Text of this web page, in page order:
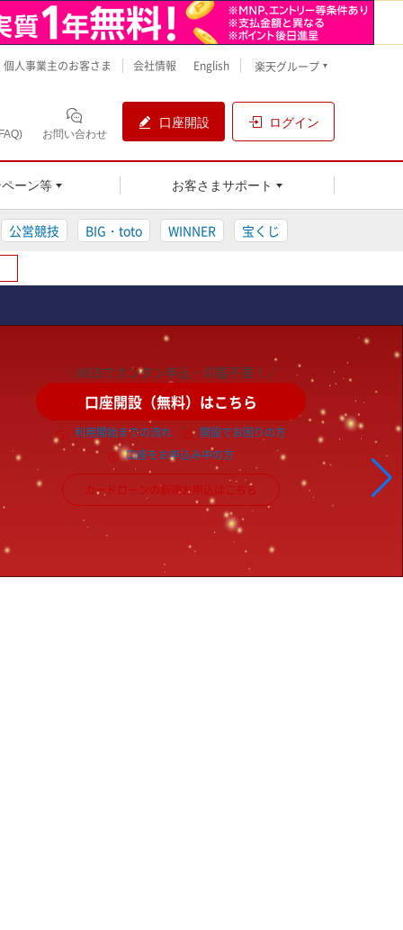
個人事業主のお客さま 会社情報 English 楽天グループ
お問い合わせ
口座開設 ログイン
ーン等 お客さまサポート
公営競技 BIG・toto WINNER 宝くじ
＼WEBでカンタン申込・印鑑不要！／
口座開設（無料）はこちら
利用開始までの流れ
開設でお困りの方
口座をお申込み中の方
カードローンの新規お申込はこちら